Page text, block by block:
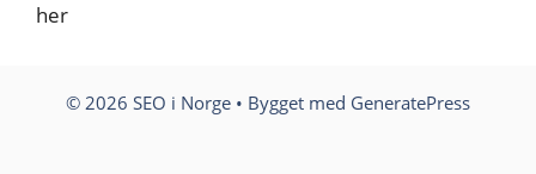
her
© 2026 SEO i Norge • Bygget med GeneratePress